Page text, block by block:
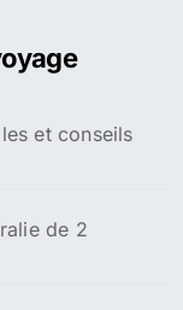
et conseils
de 2